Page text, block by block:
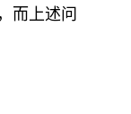
而上述问